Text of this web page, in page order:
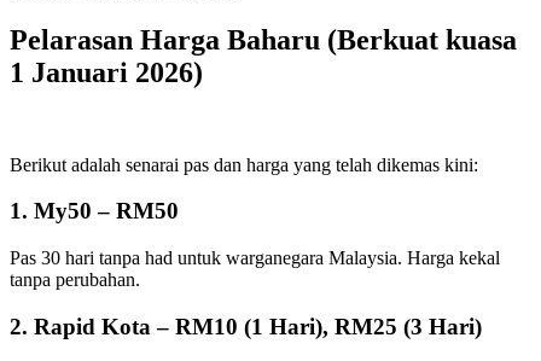
Pelarasan Harga Baharu (Berkuat kuasa
1 Januari 2026)
Berikut adalah senarai pas dan harga yang telah dikemas kini:
1. My50 – RM50
Pas 30 hari tanpa had untuk warganegara Malaysia. Harga kekal
tanpa perubahan.
2. Rapid Kota – RM10 (1 Hari), RM25 (3 Hari)